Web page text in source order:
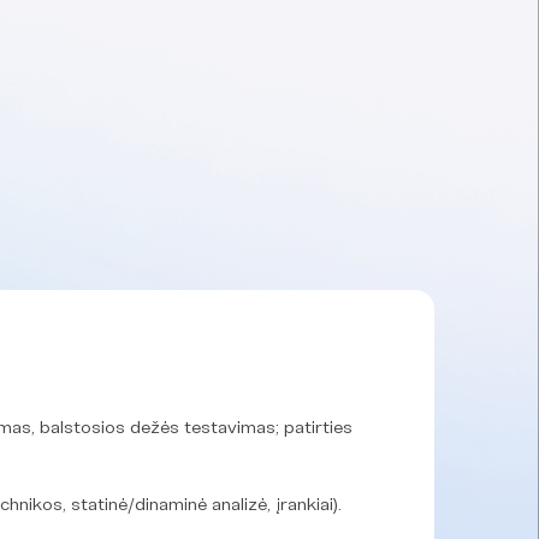
balstosios dežės testavimas; patirties
statinė/dinaminė analizė, įrankiai).